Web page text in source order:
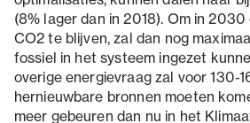
(8% lager dan in 2018). Om in
CO2 te blijven, zal dan nog
fossiel in het systeem ingezet
overige energievraag zal voor 130-
hernieuwbare bronnen moeten
meer gebeuren dan nu in het